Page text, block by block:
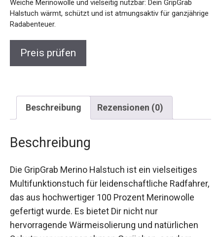
Halstuch wärmt, schützt und ist atmungsaktiv für
ganzjährige Radabenteuer.
Beschreibung Rezensionen (0)
Beschreibung
Multifunktionstuch für leidenschaftliche
Radfahrer, das aus hochwertiger 100 Prozent
Merinowolle gefertigt wurde. Es bietet Dir nicht
nur hervorragende Wärmeisolierung und
natürlichen Schutz vor unangenehmen Gerüchen,